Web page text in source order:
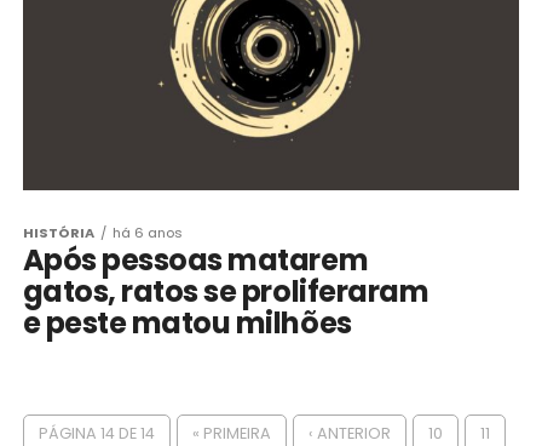
HISTÓRIA há 6 anos
Após pessoas matarem
gatos, ratos se proliferaram
e peste matou milhões
PÁGINA 14 DE 14 « PRIMEIRA ‹ ANTERIOR 10 11